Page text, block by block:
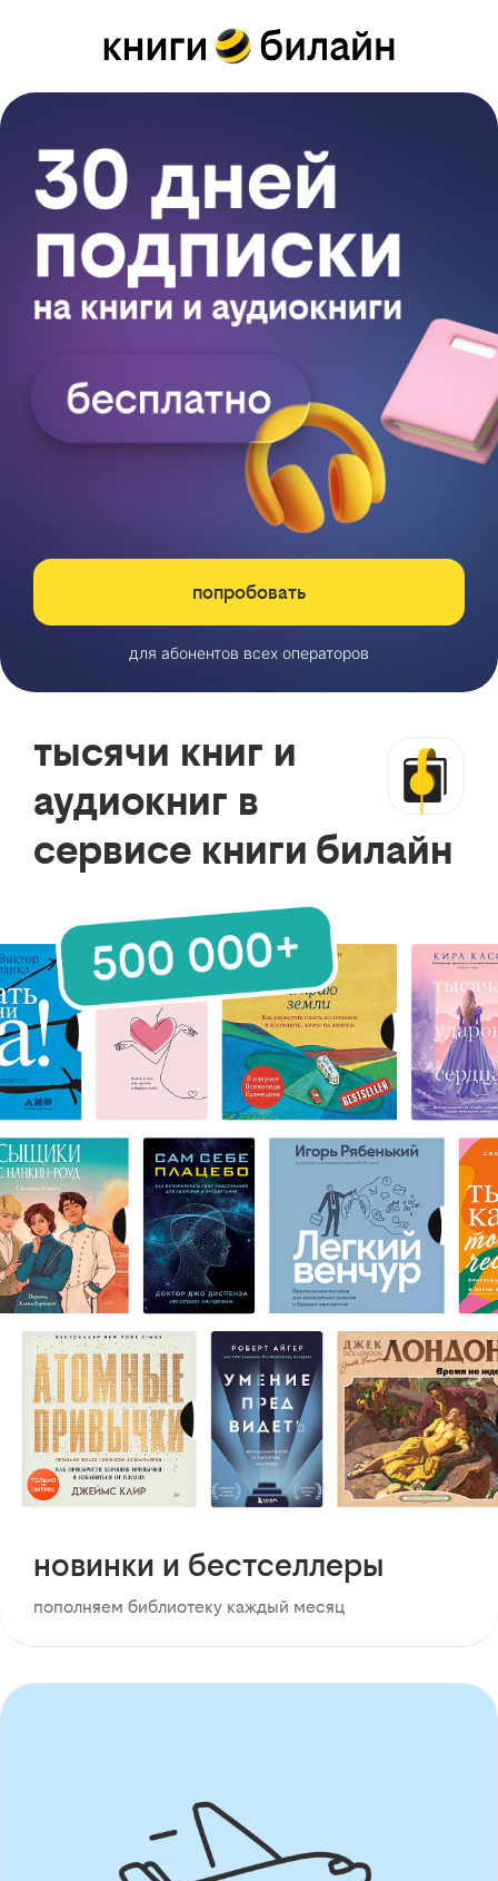
попробовать
для абонентов всех операторов
тысячи книг и
аудиокниг в
сервисе книги билайн
новинки и бестселлеры
пополняем библиотеку каждый месяц